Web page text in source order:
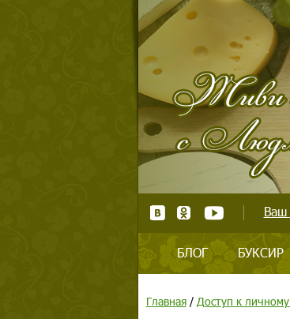
Ваш
БЛОГ БУКСИР
Главная/ Доступ к